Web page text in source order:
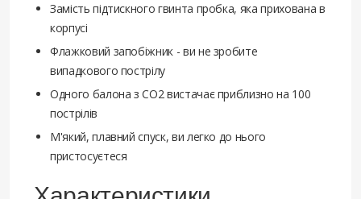
Замість підтискного гвинта пробка, яка прихована в
корпусі
Флажковий запобіжник - ви не зробите
випадкового пострілу
Одного балона з СО2 вистачає приблизно на 100
пострілів
М'який, плавний спуск, ви легко до нього
пристосуєтеся